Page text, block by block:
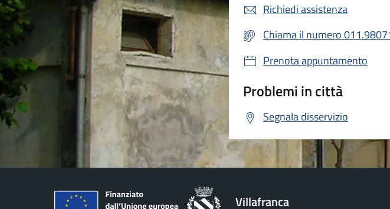
Richiedi assistenza
Chiama il numero
Prenota appuntamento
Problemi in città
Segnala disservizio
Villafranca